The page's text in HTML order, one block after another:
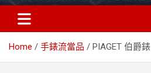
Home 手錶流當品 PIAGET 伯爵錶